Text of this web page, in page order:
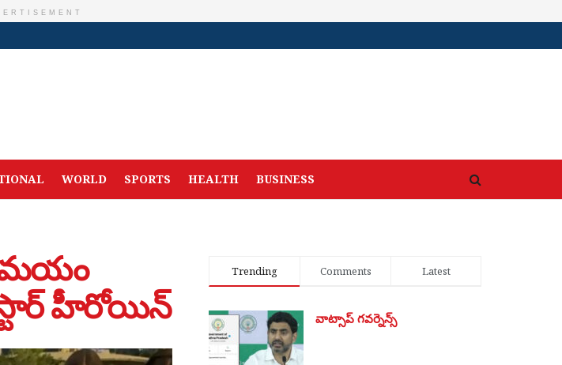
WORLD SPORTS HEALTH BUSINESS
స్టార్ హీరోయిన్
Trending Comments Latest
వాట్సాప్ గవర్నెన్స్